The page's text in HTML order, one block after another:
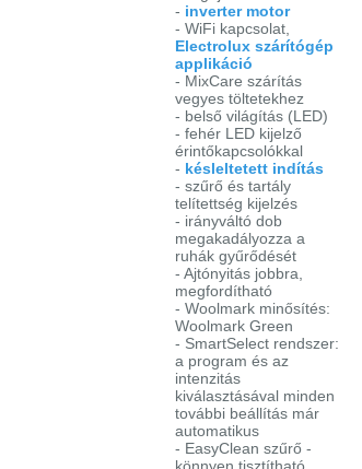
- inverter motor
- WiFi kapcsolat,
Electrolux szárítógép
applikáció
- MixCare szárítás
vegyes töltetekhez
- belső világítás (LED)
- fehér LED kijelző
érintőkapcsolókkal
- késleltetett indítás
- szűrő és tartály
telítettség kijelzés
- irányváltó dob
megakadályozza a
ruhák gyűrődését
- Ajtónyitás jobbra,
megfordítható
- Woolmark minősítés:
Woolmark Green
- SmartSelect rendszer:
a program és az
intenzitás
kiválasztásával minden
további beállítás már
automatikus
- EasyClean szűrő -